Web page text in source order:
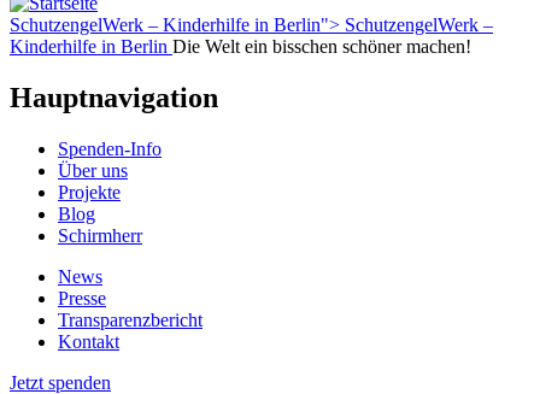
SchutzengelWerk – Kinderhilfe in Berlin"> SchutzengelWerk –
Kinderhilfe in Berlin Die Welt ein bisschen schöner machen!
Hauptnavigation
Spenden-Info
Über uns
Projekte
Blog
Schirmherr
News
Presse
Transparenzbericht
Kontakt
Jetzt spenden